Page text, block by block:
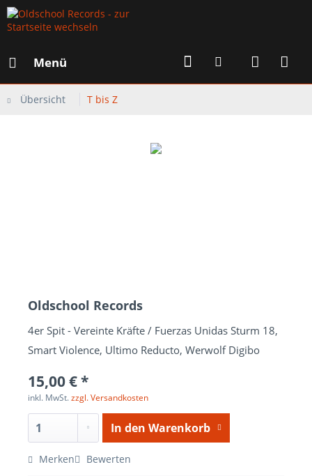
Menü
Übersicht T bis Z
Oldschool Records
4er Spit - Vereinte Kräfte / Fuerzas Unidas Sturm 18,
Smart Violence, Ultimo Reducto, Werwolf Digibo
15,00 € *
inkl. MwSt.zzgl. Versandkosten
In den Warenkorb
Merken Bewerten